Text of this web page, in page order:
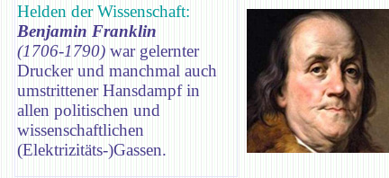
Helden der Wissenschaft:
Benjamin Franklin
(1706-1790) war gelernter
Drucker und manchmal auch
umstrittener Hansdampf in
allen politischen und
wissenschaftlichen
(Elektrizitäts-)Gassen.